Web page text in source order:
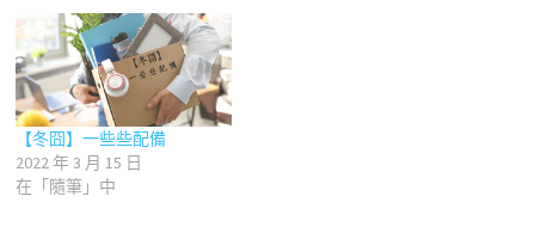
【冬囧】一些些配備
2022 年 3 月 15 日
在「隨筆」中